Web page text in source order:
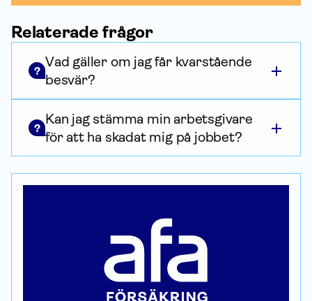
Relaterade frågor
?
Vad gäller om jag får kvarstående
besvär?
?
Kan jag stämma min arbetsgivare
för att ha skadat mig på jobbet?